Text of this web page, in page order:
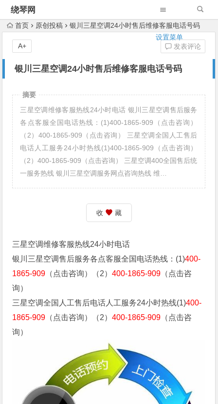
绕琴网
设置菜单
首页 原创投稿 银川三星空调24小时售后维修客服电话号码
银川三星空调24小时售后维修客服电话号码
发表评论
A+
摘要
三星空调维修客服热线24小时电话 银川三星空调售后服务
各点客服全国电话热线：(1)400-1865-909（点击咨询）
（2）400-1865-909（点击咨询） 三星空调全国人工售后
电话人工服务24小时热线(1)400-1865-909（点击咨询）
（2）400-1865-909（点击咨询） 三星空调400全国售后统
一服务热线 银川三星空调服务网点咨询热线 维…
收 藏
三星空调维修客服热线24小时电话
银川三星空调售后服务各点客服全国电话热线：(1)400-
1865-909 （点击咨询）（2）400-1865-909 （点击咨
询）
三星空调全国人工售后电话人工服务24小时热线(1)400-
1865-909 （点击咨询）（2）400-1865-909 （点击咨
询）